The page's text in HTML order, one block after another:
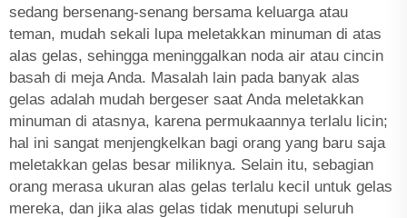
sedang bersenang-senang bersama keluarga atau
teman, mudah sekali lupa meletakkan minuman di atas
alas gelas, sehingga meninggalkan noda air atau cincin
basah di meja Anda. Masalah lain pada banyak alas
gelas adalah mudah bergeser saat Anda meletakkan
minuman di atasnya, karena permukaannya terlalu licin;
hal ini sangat menjengkelkan bagi orang yang baru saja
meletakkan gelas besar miliknya. Selain itu, sebagian
orang merasa ukuran alas gelas terlalu kecil untuk gelas
mereka, dan jika alas gelas tidak menutupi seluruh